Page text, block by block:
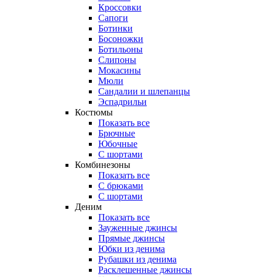
Кроссовки
Сапоги
Ботинки
Босоножки
Ботильоны
Слипоны
Мокасины
Мюли
Сандалии и шлепанцы
Эспадрильи
Костюмы
Показать все
Брючные
Юбочные
С шортами
Комбинезоны
Показать все
С брюками
С шортами
Деним
Показать все
Зауженные джинсы
Прямые джинсы
Юбки из денима
Рубашки из денима
Расклешенные джинсы